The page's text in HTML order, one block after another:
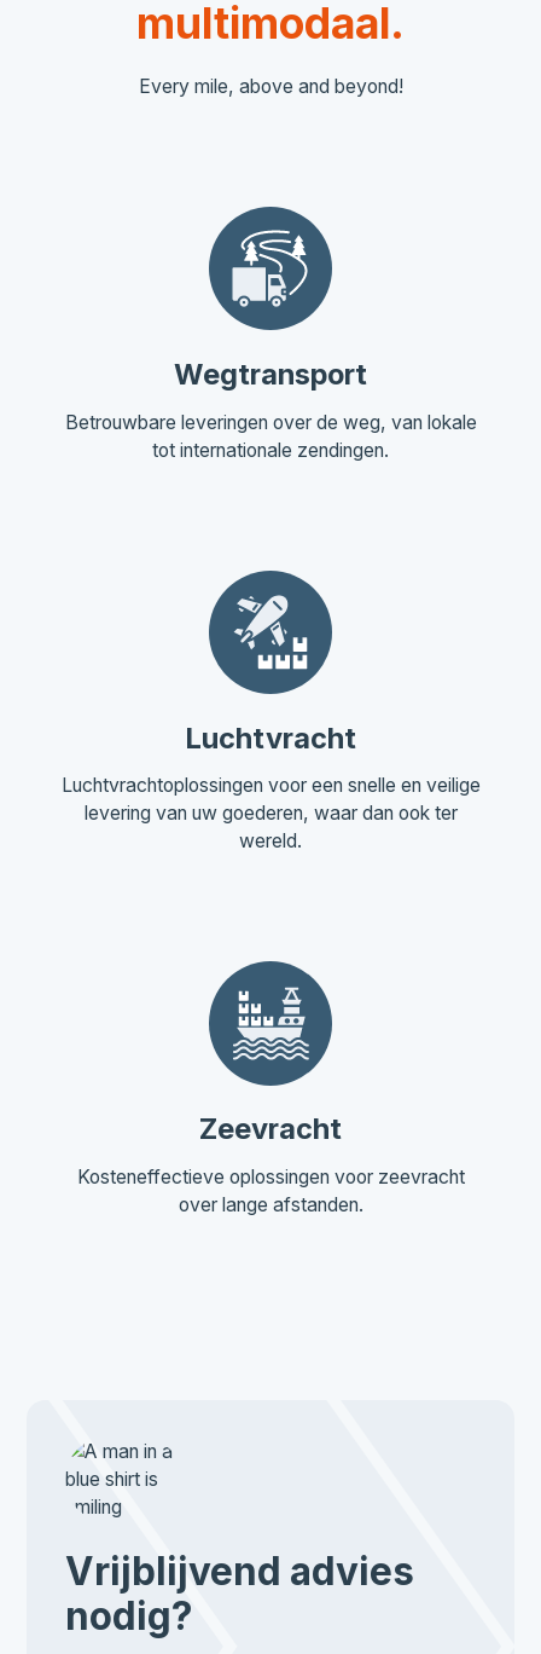
multimodaal.
Every mile, above and beyond!
Wegtransport
Betrouwbare leveringen over de weg, van lokale
tot internationale zendingen.
Luchtvracht
Luchtvrachtoplossingen voor een snelle en veilige
levering van uw goederen, waar dan ook ter
wereld.
Zeevracht
Kosteneffectieve oplossingen voor zeevracht
over lange afstanden.
Vrijblijvend advies
nodig?